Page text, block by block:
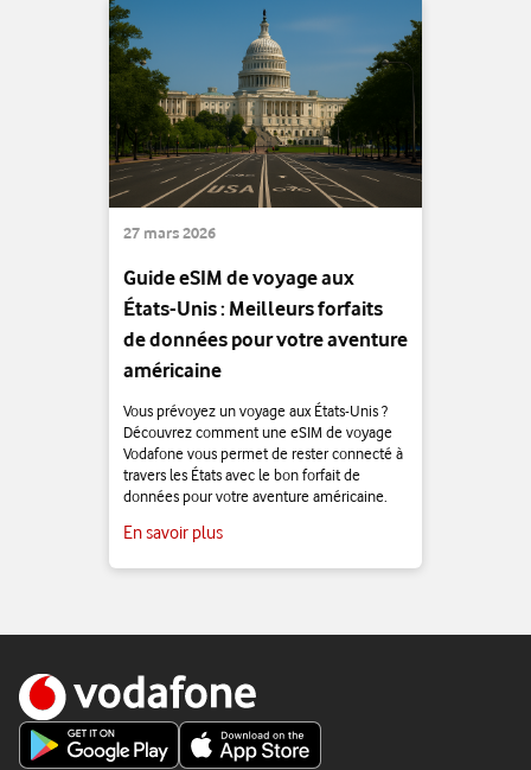
27 mars 2026
Guide eSIM de voyage aux
États-Unis : Meilleurs forfaits
de données pour votre aventure
américaine
Vous prévoyez un voyage aux États-Unis ?
Découvrez comment une eSIM de voyage
Vodafone vous permet de rester connecté à
travers les États avec le bon forfait de
données pour votre aventure américaine.
En savoir plus